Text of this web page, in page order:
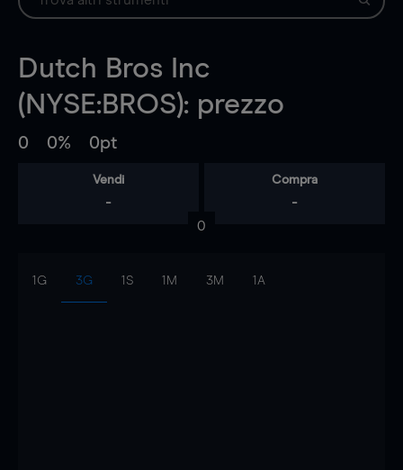
Dutch Bros Inc
(NYSE:BROS): prezzo
0 0% 0pt
Vendi
-
Compra
-
0
1G 3G 1S 1M 3M 1A